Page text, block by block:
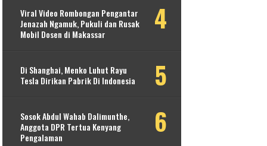
Viral Video Rombongan Pengantar
Jenazah Ngamuk, Pukuli dan Rusak
Mobil Dosen di Makassar
Di Shanghai, Menko Luhut Rayu
Tesla Dirikan Pabrik Di Indonesia
Sosok Abdul Wahab Dalimunthe,
Anggota DPR Tertua Kenyang
Pengalaman